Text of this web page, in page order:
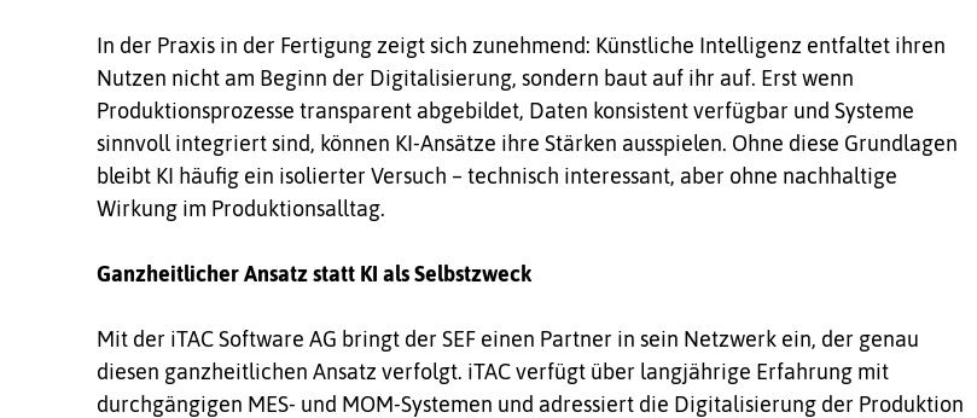
In der Praxis in der Fertigung zeigt sich zunehmend: Künstliche Intelligenz entfaltet ihren
Nutzen nicht am Beginn der Digitalisierung, sondern baut auf ihr auf. Erst wenn
Produktionsprozesse transparent abgebildet, Daten konsistent verfügbar und Systeme
sinnvoll integriert sind, können KI-Ansätze ihre Stärken ausspielen. Ohne diese Grundlagen
bleibt KI häufig ein isolierter Versuch – technisch interessant, aber ohne nachhaltige
Wirkung im Produktionsalltag.
Ganzheitlicher Ansatz statt KI als Selbstzweck
Mit der iTAC Software AG bringt der SEF einen Partner in sein Netzwerk ein, der genau
diesen ganzheitlichen Ansatz verfolgt. iTAC verfügt über langjährige Erfahrung mit
durchgängigen MES- und MOM-Systemen und adressiert die Digitalisierung der Produktion